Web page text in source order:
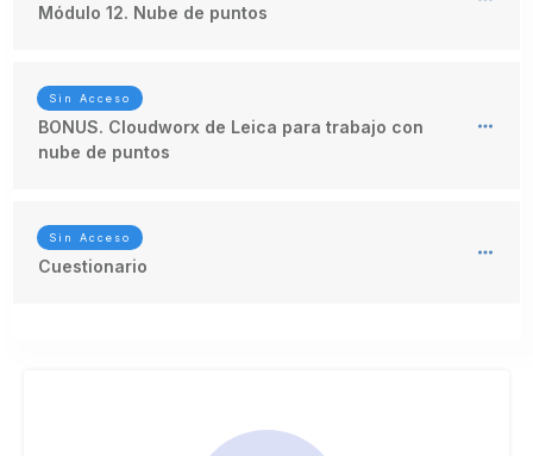
Módulo 12. Nube de puntos
Sin Acceso
BONUS. Cloudworx de Leica para trabajo con
nube de puntos
Sin Acceso
Cuestionario